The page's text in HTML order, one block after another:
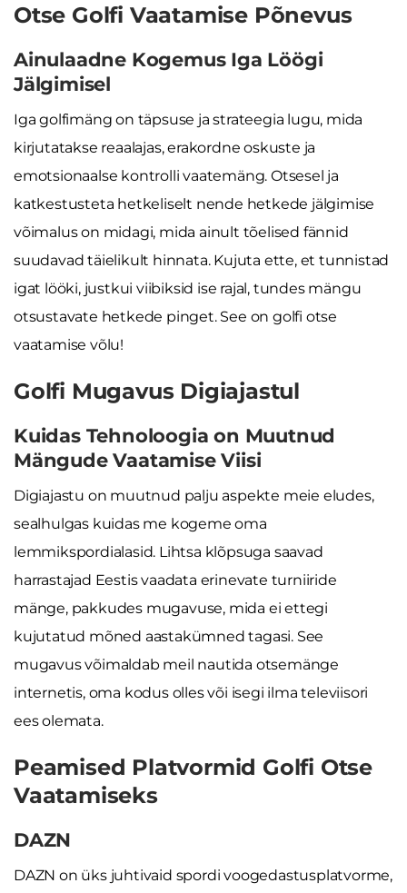
Otse Golfi Vaatamise Põnevus
Ainulaadne Kogemus Iga Löögi
Jälgimisel
Iga golfimäng on täpsuse ja strateegia lugu, mida
kirjutatakse reaalajas, erakordne oskuste ja
emotsionaalse kontrolli vaatemäng. Otsesel ja
katkestusteta hetkeliselt nende hetkede jälgimise
võimalus on midagi, mida ainult tõelised fännid
suudavad täielikult hinnata. Kujuta ette, et tunnistad
igat lööki, justkui viibiksid ise rajal, tundes mängu
otsustavate hetkede pinget. See on golfi otse
vaatamise võlu!
Golfi Mugavus Digiajastul
Kuidas Tehnoloogia on Muutnud
Mängude Vaatamise Viisi
Digiajastu on muutnud palju aspekte meie eludes,
sealhulgas kuidas me kogeme oma
lemmikspordialasid. Lihtsa klõpsuga saavad
harrastajad Eestis vaadata erinevate turniiride
mänge, pakkudes mugavuse, mida ei ettegi
kujutatud mõned aastakümned tagasi. See
mugavus võimaldab meil nautida otsemänge
internetis, oma kodus olles või isegi ilma televiisori
ees olemata.
Peamised Platvormid Golfi Otse
Vaatamiseks
DAZN
DAZN on üks juhtivaid spordi voogedastusplatvorme,